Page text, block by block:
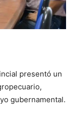
presentó un
gubernamental.